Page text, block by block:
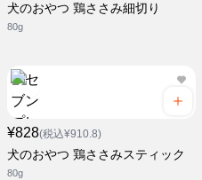
犬のおやつ 鶏ささみ細切り
80g
¥828(税込¥910.8)
犬のおやつ 鶏ささみスティック
80g